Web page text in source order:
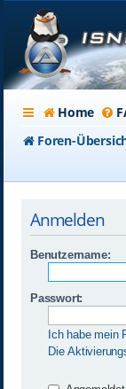
Home
Foren-
Anmelden
Benutzername:
Passwort:
Ich habe mein
Die